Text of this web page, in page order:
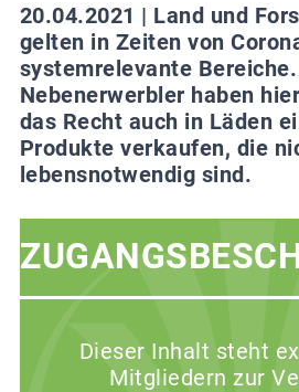
20.04.2021 | Land und
gelten in Zeiten von
systemrelevante
Nebenerwerbler haben
das Recht auch in Läden
Produkte verkaufen, die
lebensnotwendig sind.
Dieser Inhalt steht
Mitgliedern zur